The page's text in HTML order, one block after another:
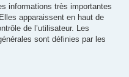
informations très importantes
apparaissent en haut de
de l’utilisateur. Les
sont définies par les